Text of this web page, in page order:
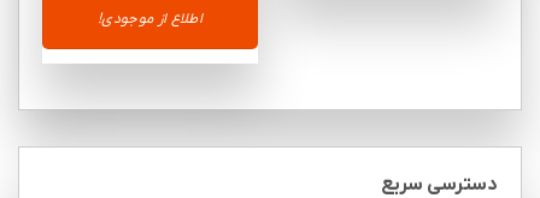
اطلاع از موجودی!
دسترسی سریع